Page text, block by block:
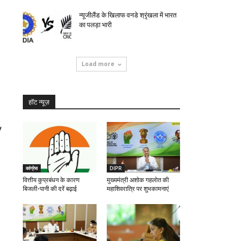
न्यूजीलैंड के खिलाफ वनडे श्रृंखला में भारत
का पलड़ा भारी
Load more
हॉट न्यूज़
कांग्रेस
वित्तीय कुप्रबंधन के कारण
बिजली-पानी की दरें बढ़ाई
DIPR
मुख्यमंत्री अशोक गहलोत की
महाशिवरात्रि पर शुभकामनाएं